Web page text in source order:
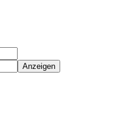
Anzeigen